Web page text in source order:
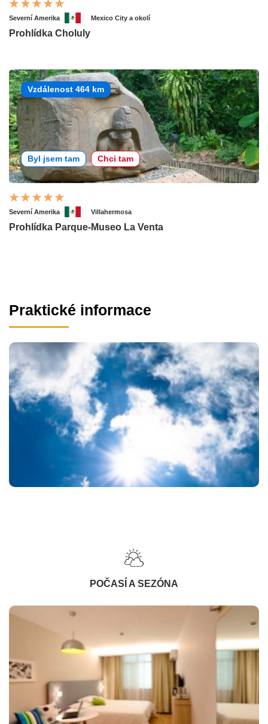
Severní Amerika Mexico City a okolí
Prohlídka Choluly
Vzdálenost 464 km
Byl jsem tam Chci tam
Severní Amerika Villahermosa
Prohlídka Parque-Museo La Venta
Praktické informace
POČASÍ A SEZÓNA